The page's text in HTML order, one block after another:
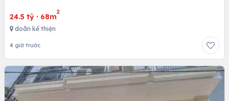
24.5 tỷ · 68m
2
doãn kế thiện
4 giờ trước